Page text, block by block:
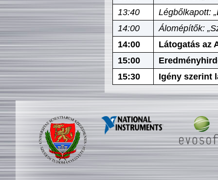
13:40
Légbőlkapott:
14:00
Álomépítők:
14:00
Látogatás az
15:00
15:30
Igény szerint